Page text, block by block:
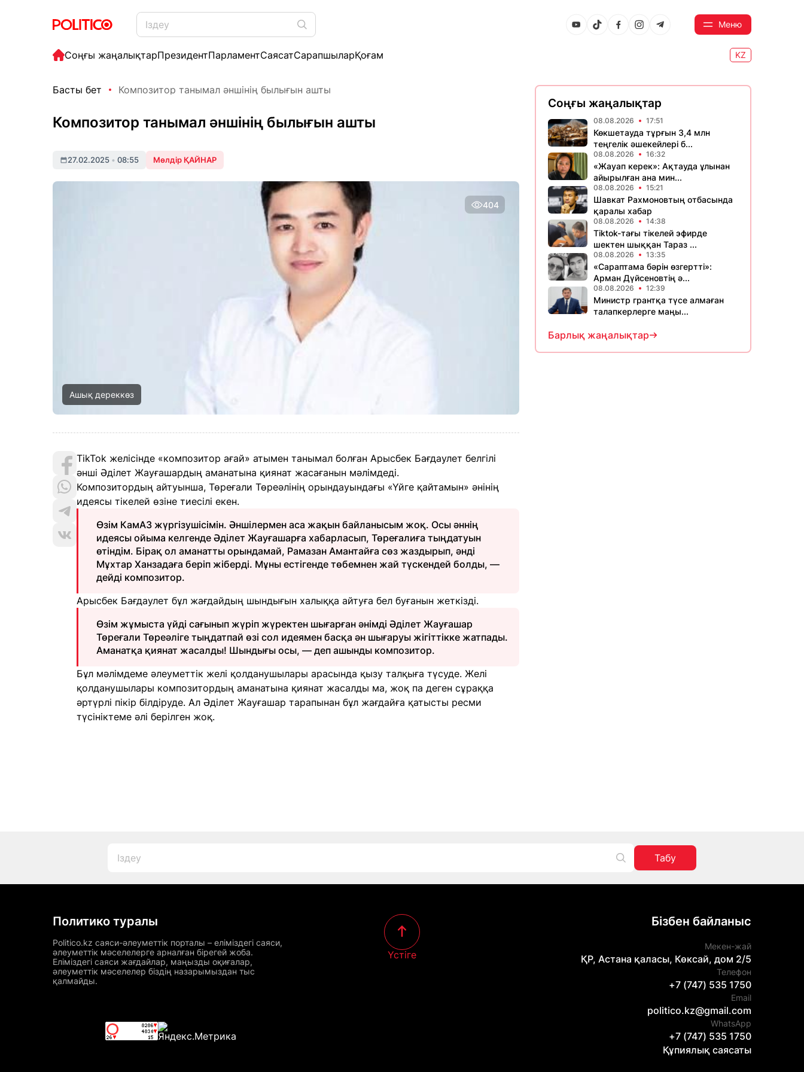
Меню
Соңғы жаңалықтарПрезидентПарламентСаясатСарапшыларҚоғам KZ
Басты бет Композитор танымал әншінің былығын ашты
Композитор танымал әншінің былығын ашты
27.02.2025 • 08:55 Мөлдір ҚАЙНАР
404
Ашық дереккөз
TikTok желісінде «композитор ағай» атымен танымал болған Арысбек Бағдаулет белгілі
әнші Әділет Жауғашардың аманатына қиянат жасағанын мәлімдеді.
Композитордың айтуынша, Төреғали Төреәлінің орындауындағы «Үйге қайтамын» әнінің
идеясы тікелей өзіне тиесілі екен.
Өзім КамАЗ жүргізушісімін. Әншілермен аса жақын байланысым жоқ. Осы әннің
идеясы ойыма келгенде Әділет Жауғашарға хабарласып, Төреғалиға тыңдатуын
өтіндім. Бірақ ол аманатты орындамай, Рамазан Амантайға сөз жаздырып, әнді
Мұхтар Ханзадаға беріп жіберді. Мұны естігенде төбемнен жай түскендей болды, —
дейді композитор.
Арысбек Бағдаулет бұл жағдайдың шындығын халыққа айтуға бел буғанын жеткізді.
Өзім жұмыста үйді сағынып жүріп жүректен шығарған әнімді Әділет Жауғашар
Төреғали Төреәліге тыңдатпай өзі сол идеямен басқа ән шығаруы жігіттікке жатпады.
Аманатқа қиянат жасалды! Шындығы осы, — деп ашынды композитор.
Бұл мәлімдеме әлеуметтік желі қолданушылары арасында қызу талқыға түсуде. Желі
қолданушылары композитордың аманатына қиянат жасалды ма, жоқ па деген сұраққа
әртүрлі пікір білдіруде. Ал Әділет Жауғашар тарапынан бұл жағдайға қатысты ресми
түсініктеме әлі берілген жоқ.
Соңғы жаңалықтар
08.08.2026 17:51
Көкшетауда тұрғын 3,4 млн
теңгелік әшекейлері б...
08.08.2026 16:32
«Жауап керек»: Ақтауда ұлынан
айырылған ана мин...
08.08.2026 15:21
Шавкат Рахмоновтың отбасында
қаралы хабар
08.08.2026 14:38
Tiktok-тағы тікелей эфирде
шектен шыққан Тараз ...
08.08.2026 13:35
«Сараптама бәрін өзгертті»:
Арман Дүйсеновтің ә...
08.08.2026 12:39
Министр грантқа түсе алмаған
талапкерлерге маңы...
Барлық жаңалықтар
Табу
Политико туралы
Politico.kz саяси-әлеуметтік порталы – еліміздегі саяси,
әлеуметтік мәселелерге арналған бірегей жоба.
Еліміздегі саяси жағдайлар, маңызды оқиғалар,
әлеуметтік мәселелер біздің назарымыздан тыс
қалмайды.
Үстіге
Бізбен байланыс
Мекен-жай
ҚР, Астана қаласы, Көксай, дом 2/5
Телефон
+7 (747) 535 1750
Email
politico.kz@gmail.com
WhatsApp
+7 (747) 535 1750
Құпиялық саясаты